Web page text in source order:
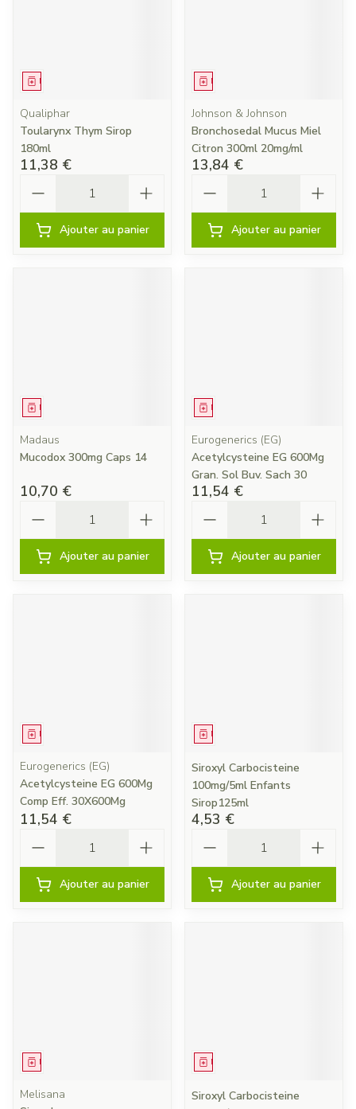
Médicament
Qualiphar
Toularynx Thym Sirop
180ml
11,38 €
Ajouter au panier
Médicament
Johnson & Johnson
Bronchosedal Mucus Miel
Citron 300ml 20mg/ml
13,84 €
Ajouter au panier
Médicament
Madaus
Mucodox 300mg Caps 14
10,70 €
Ajouter au panier
Médicament
Eurogenerics (EG)
Acetylcysteine EG 600Mg
Gran. Sol Buv. Sach 30
11,54 €
Ajouter au panier
Médicament
Eurogenerics (EG)
Acetylcysteine EG 600Mg
Comp Eff. 30X600Mg
11,54 €
Ajouter au panier
Médicament
Siroxyl Carbocisteine
100mg/5ml Enfants
Sirop125ml
4,53 €
Ajouter au panier
Médicament
Melisana
Médicament
Siroxyl Carbocisteine